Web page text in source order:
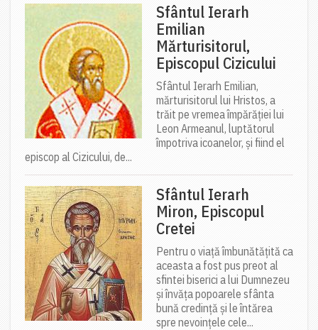
Sfântul Ierarh
Emilian
Mărturisitorul,
Episcopul Cizicului
Sfântul Ierarh Emilian,
mărturisitorul lui Hristos, a
trăit pe vremea împărăției lui
Leon Armeanul, luptătorul
împotriva icoanelor, și fiind el
episcop al Cizicului, de...
Sfântul Ierarh
Miron, Episcopul
Cretei
Pentru o viață îmbunătățită ca
aceasta a fost pus preot al
sfintei biserici a lui Dumnezeu
și învăța popoarele sfânta
bună credință și le întărea
spre nevoințele cele...